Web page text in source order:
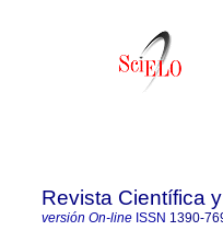
Revista Científica
versión On-line ISSN 1390-